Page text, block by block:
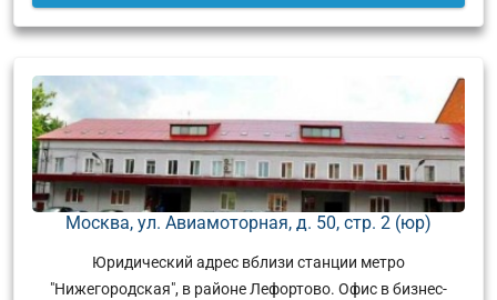
Москва, ул. Авиамоторная, д. 50, стр. 2 (юр)
Юридический адрес вблизи станции метро
"Нижегородская", в районе Лефортово. Офис в бизнес-